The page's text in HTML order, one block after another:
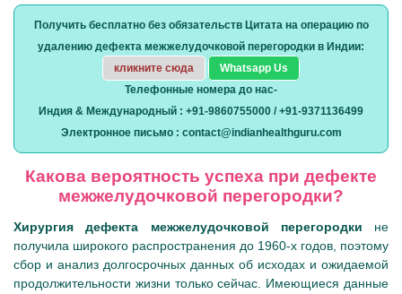
Получить бесплатно без обязательств Цитата на операцию по
удалению дефекта межжелудочковой перегородки в Индии:
кликните сюда
Whatsapp Us
Телефонные номера до нас-
Индия & Международный : +91-9860755000 / +91-9371136499
Электронное письмо : contact@indianhealthguru.com
Какова вероятность успеха при дефекте
межжелудочковой перегородки?
Хирургия дефекта межжелудочковой перегородки не
получила широкого распространения до 1960-х годов, поэтому
сбор и анализ долгосрочных данных об исходах и ожидаемой
продолжительности жизни только сейчас. Имеющиеся данные